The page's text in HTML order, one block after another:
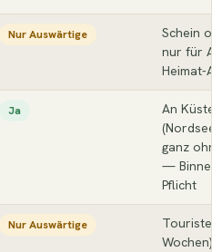
Nur Auswärtige
Schein
nur für
Heimat-
Ja
An
ganz
—
Pflicht
Nur Auswärtige